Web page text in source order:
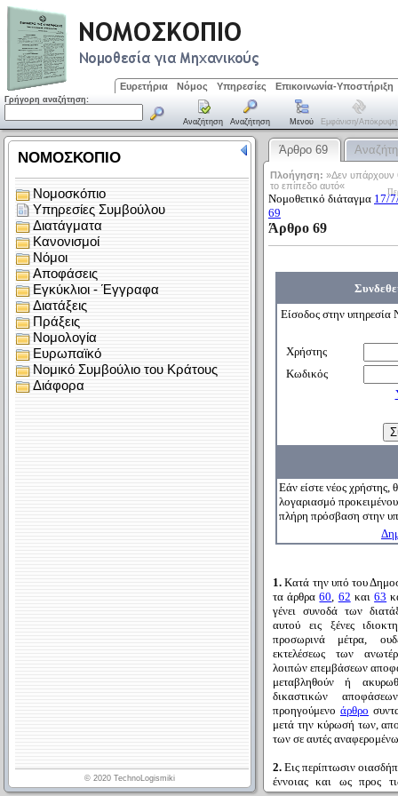
Ευρετήρια Νόμος Υπηρεσίες Επικοινωνία-Υποστήριξη
Γρήγορη αναζήτηση:
Αναζήτηση Αναζήτηση Μενού Εμφάνιση/απόκρυψη
Άρθρο 69